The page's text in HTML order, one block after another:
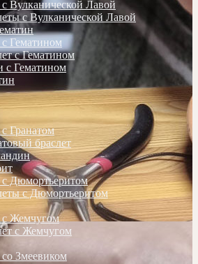
Вулканической Лавой
с Вулканической Лавой
Гематином
с Гематином
с Гематином
Гранатом
браслет
Дюмортьеритом
с Дюмортьеритом
Жемчугом
с Жемчугом
Змеевиком